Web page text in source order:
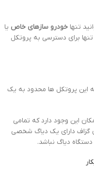
تنها خودرو سازهای خاص یا
برای دسترسی به پروتکل
این پروتکل ها محدود به یک
این وجود دارد که تمامی
گزاف دارای یک دیاگ شخصی
دیاگ نباشد.